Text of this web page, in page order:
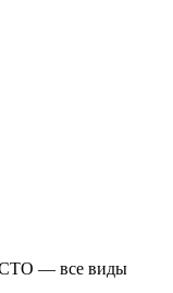
— все виды